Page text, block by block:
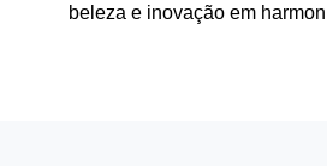
beleza e inovação em